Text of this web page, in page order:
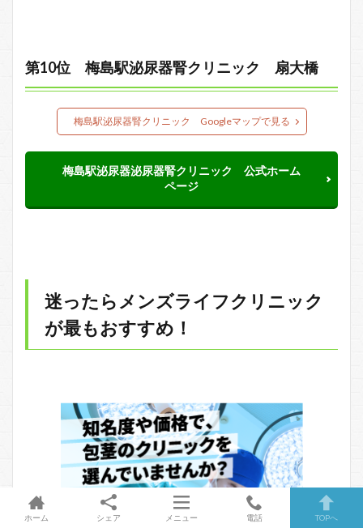
第10位 梅島駅泌尿器腎クリニック 扇大橋
梅島駅泌尿器腎クリニック Googleマップで見る
梅島駅泌尿器泌尿器腎クリニック 公式ホーム
ページ
迷ったらメンズライフクリニック
が最もおすすめ！
ホーム シェア メニュー 電話 TOPへ